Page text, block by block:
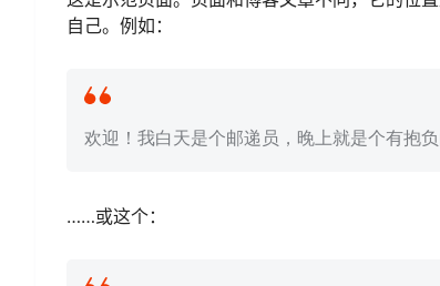
自己。例如：
欢迎！我白天是个邮递员，晚上就是个有抱
……或这个：